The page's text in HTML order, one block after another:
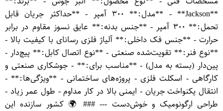
**Jackson** - **مدل:** ۳۰۰ آمپر - **حداکثر جریان قابل
تحمل:** ۳۰۰ آمپر - **جنس بدنه:** عایق نسوز مقاوم در برابر
حرارت - **جنس فک داخلی:** آلیاژ فلزی رسانای با کیفیت بالا -
**نوع فنر:** تقویت‌شده صنعتی - **نوع اتصال کابل:** پیچ‌دار -
پین‌دار (بسته به مدل) - **مناسب برای:** - جوشکاری صنعتی و
کارگاهی - اسکلت فلزی - پروژه‌های ساختمانی - **ویژگی‌ها:** -
انتقال یکنواخت جریان - ایمنی بالا در کار مداوم - طول عمر زیاد -
طراحی ارگونومیک و خوش‌دست --- ### 🌍 کشور سازنده این